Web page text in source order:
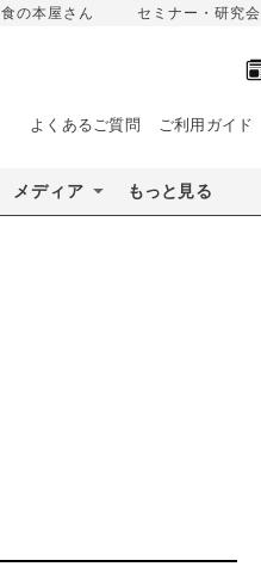
食の本屋さん セミナー・研究会
よくあるご質問 ご利用ガイド
メディア もっと見る